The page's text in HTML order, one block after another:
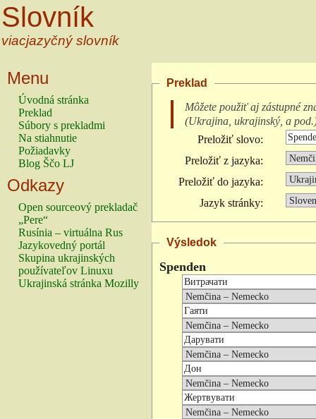
Slovník
viacjazyčný slovník
Menu
Úvodná stránka
Preklad
Súbory s prekladmi
Na stiahnutie
Požiadavky
Blog Ščo LJ
Odkazy
Open sourceový prekladač
„Pere“
Rusínia – virtuálna Rus
Jazykovedný portál
Skupina ukrajinských
používateľov Linuxu
Ukrajinská stránka Mozilly
Preklad
Môžete použiť aj zástupné
(Ukrajina, ukrajinský, a pod.
Preložiť slovo:
Preložiť z jazyka:
Preložiť do jazyka:
Jazyk stránky:
Výsledok
Spenden